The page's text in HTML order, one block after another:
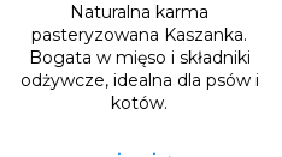
Naturalna karma
pasteryzowana Kaszanka.
Bogata w mięso i składniki
odżywcze, idealna dla psów i
kotów.